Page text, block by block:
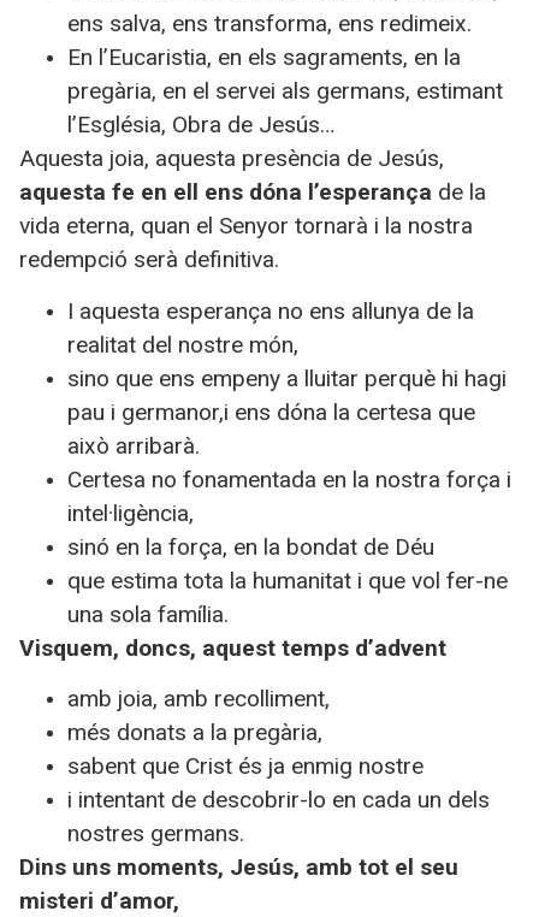
ens salva, ens transforma, ens redimeix.
En l’Eucaristia, en els sagraments, en la
pregària, en el servei als germans, estimant
l’Església, Obra de Jesús…
Aquesta joia, aquesta presència de Jesús,
aquesta fe en ell ens dóna l’esperança de la
vida eterna, quan el Senyor tornarà i la nostra
redempció serà definitiva.
I aquesta esperança no ens allunya de la
realitat del nostre món,
sino que ens empeny a lluitar perquè hi hagi
pau i germanor,i ens dóna la certesa que
això arribarà.
Certesa no fonamentada en la nostra força i
intel·ligència,
sinó en la força, en la bondat de Déu
que estima tota la humanitat i que vol fer-ne
una sola família.
Visquem, doncs, aquest temps d’advent
amb joia, amb recolliment,
més donats a la pregària,
sabent que Crist és ja enmig nostre
i intentant de descobrir-lo en cada un dels
nostres germans.
Dins uns moments, Jesús, amb tot el seu
misteri d’amor,